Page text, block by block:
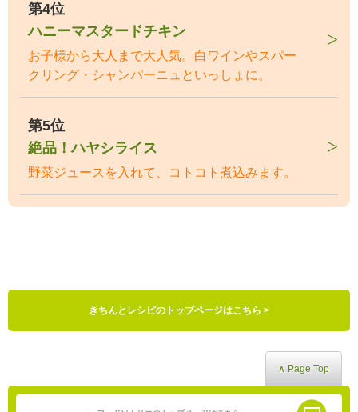
第4位
ハニーマスタードチキン
お子様から大人まで大人気。白ワインやスパー
クリング・シャンパーニュといっしょに。
第5位
絶品！ハヤシライス
野菜ジュースを入れて、コトコト煮込みます。
きちんとレシピのトップページはこちら >
∧ Page Top